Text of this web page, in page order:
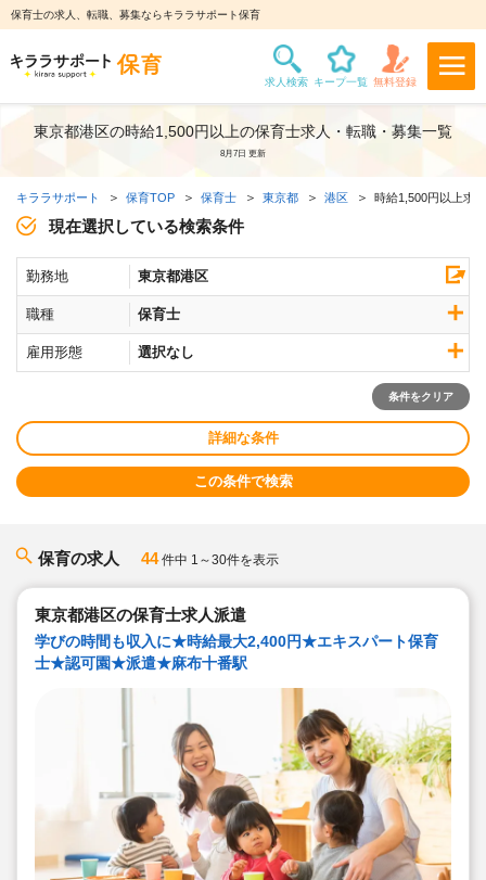
保育士の求人、転職、募集ならキララサポート保育
東京都港区の時給1,500円以上の保育士求人・転職・募集一覧
8月7日 更新
キララサポート 保育TOP 保育士 東京都 港区 時給1,500円以上求人
現在選択している検索条件
勤務地 東京都港区
職種 保育士
雇用形態 選択なし
条件をクリア
詳細な条件
この条件で検索
保育の求人 44件中 1～30件を表示
東京都港区の保育士求人派遣
学びの時間も収入に★時給最大2,400円★エキスパート保育
士★認可園★派遣★麻布十番駅